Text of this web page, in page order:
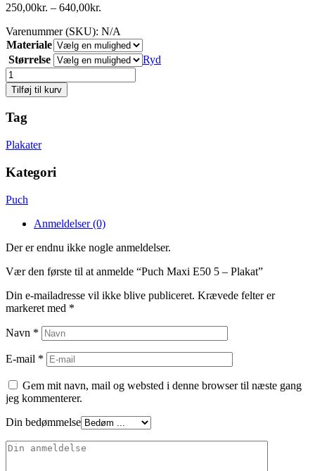
250,00kr. – 640,00kr.
Varenummer (SKU): N/A
Materiale
Størrelse
Ryd
Antal
Tilføj til kurv
Tag
Plakater
Kategori
Puch
Anmeldelser (0)
Der er endnu ikke nogle anmeldelser.
Vær den første til at anmelde “Puch Maxi E50 5 – Plakat”
Din e-mailadresse vil ikke blive publiceret. Krævede felter er
markeret med *
Navn *
E-mail *
Gem mit navn, mail og websted i denne browser til næste gang
jeg kommenterer.
Din bedømmelse